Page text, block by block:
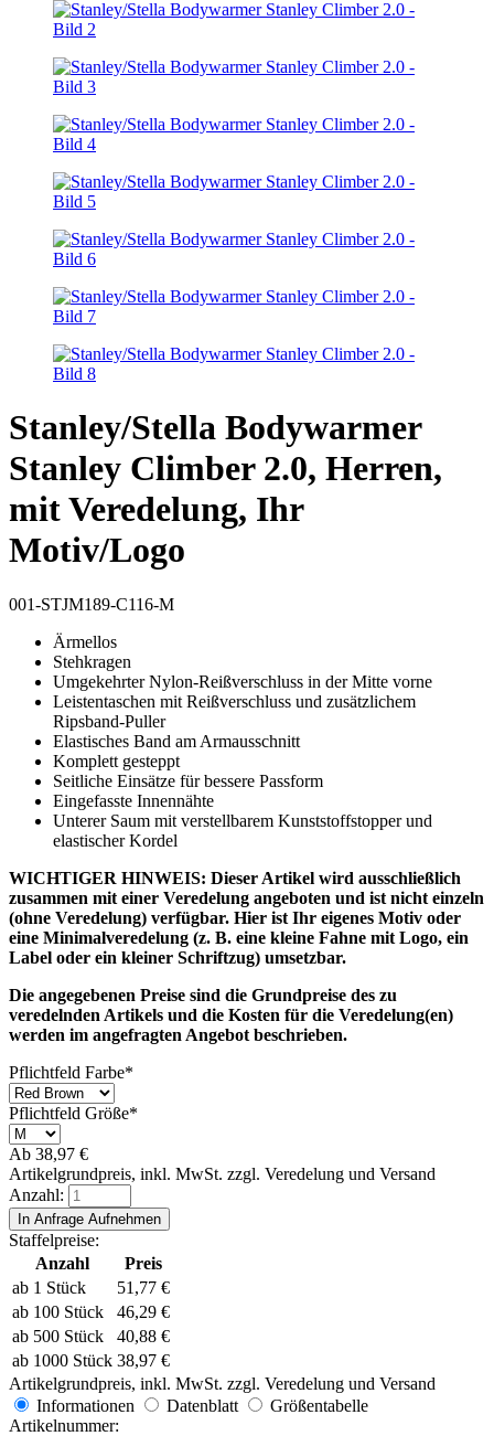
Stanley/Stella Bodywarmer
Stanley Climber 2.0, Herren,
mit Veredelung, Ihr
Motiv/Logo
001-STJM189-C116-M
Ärmellos
Stehkragen
Umgekehrter Nylon-Reißverschluss in der Mitte vorne
Leistentaschen mit Reißverschluss und zusätzlichem
Ripsband-Puller
Elastisches Band am Armausschnitt
Komplett gesteppt
Seitliche Einsätze für bessere Passform
Eingefasste Innennähte
Unterer Saum mit verstellbarem Kunststoffstopper und
elastischer Kordel
WICHTIGER HINWEIS: Dieser Artikel wird ausschließlich
zusammen mit einer Veredelung angeboten und ist nicht einzeln
(ohne Veredelung) verfügbar. Hier ist Ihr eigenes Motiv oder
eine Minimalveredelung (z. B. eine kleine Fahne mit Logo, ein
Label oder ein kleiner Schriftzug) umsetzbar.
Die angegebenen Preise sind die Grundpreise des zu
veredelnden Artikels und die Kosten für die Veredelung(en)
werden im angefragten Angebot beschrieben.
Pflichtfeld Farbe*
Pflichtfeld Größe*
Ab 38,97 €
Artikelgrundpreis, inkl. MwSt. zzgl. Veredelung und Versand
Anzahl:
Staffelpreise:
Anzahl
Preis
ab 1 Stück
51,77 €
ab 100 Stück
46,29 €
ab 500 Stück
40,88 €
ab 1000 Stück 38,97 €
Artikelgrundpreis, inkl. MwSt. zzgl. Veredelung und Versand
Informationen
Datenblatt
Größentabelle
Artikelnummer: